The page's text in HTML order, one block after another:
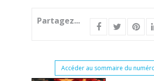
Partagez...
Accéder au sommaire du